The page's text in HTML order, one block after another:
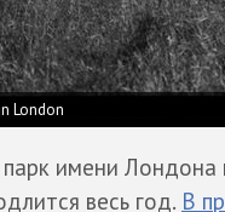
London
парк имени
весь год. В